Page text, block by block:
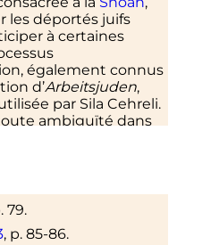
les déportés juifs
à certaines
également connus
d’Arbeitsjuden,
par Sila Cehreli.
ambiguïté dans
forcés de
opérations annexes
79.
, p. 85-86.